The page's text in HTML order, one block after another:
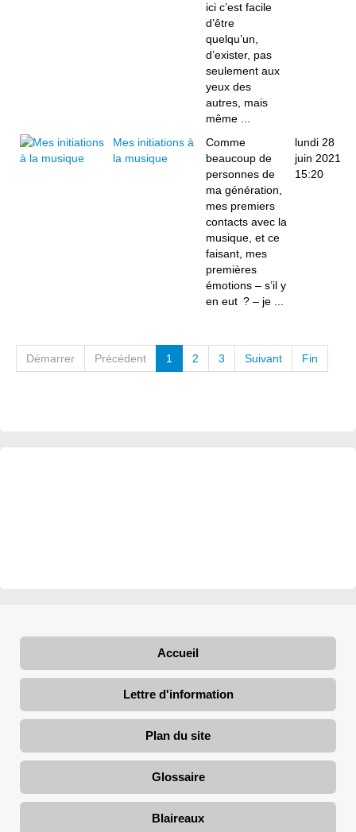
ici c’est facile
d’être
quelqu’un,
d’exister, pas
seulement aux
yeux des
autres, mais
même ...
Mes initiations à
la musique
Comme
beaucoup de
personnes de
ma génération,
mes premiers
contacts avec la
musique, et ce
faisant, mes
premières
émotions – s’il y
en eut ? – je ...
lundi 28
juin 2021
15:20
Démarrer Précédent 1 2 3 Suivant Fin
Accueil
Lettre d'information
Plan du site
Glossaire
Blaireaux